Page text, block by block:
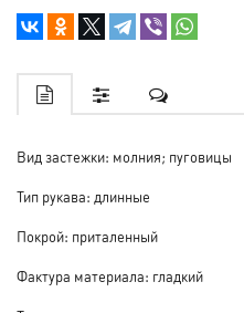
Вид застежки: молния; пуговицы
Тип рукава: длинные
Покрой: приталенный
Фактура материала: гладкий